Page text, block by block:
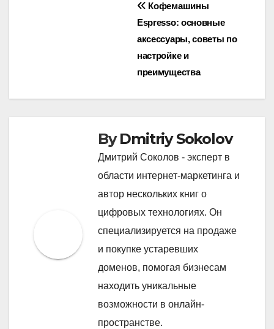
Кофемашины
Espresso: основные
аксессуары, советы по
настройке и
преимущества
ByDmitriy Sokolov
Дмитрий Соколов - эксперт в
области интернет-маркетинга и
автор нескольких книг о
цифровых технологиях. Он
специализируется на продаже
и покупке устаревших
доменов, помогая бизнесам
находить уникальные
возможности в онлайн-
пространстве.